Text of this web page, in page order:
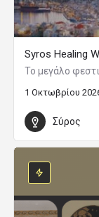
Syros Healing
Το μεγάλο
1 Οκτωβρίου
Σύρος